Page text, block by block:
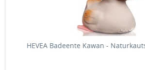
HEVEA Badeente Kawan -